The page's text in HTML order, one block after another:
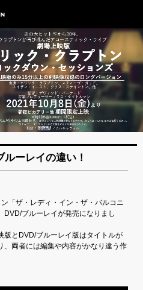
ルーレイの違い！
「ザ・レディ・イン・ザ・バルコニ
DVD/ブルーレイが発売になりまし
版とDVD/ブルーレイ版はタイトルが
、両者には編集や内容がかなり違う作